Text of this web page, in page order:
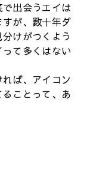
出会うエイは
が、数十年ダ
けがつくよう
て多くはない
ば、アイコン
ことって、あ